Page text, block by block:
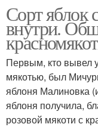
Сорт яблок
внутри.
Первым, кто вывел
мякотью, был
яблоня Малиновка
яблоня получила,
розовой мякоти с